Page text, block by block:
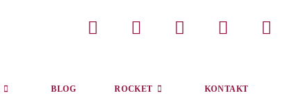
BLOG ROCKET KONTAKT